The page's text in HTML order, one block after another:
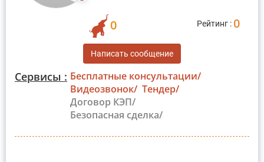
0 Рейтинг : 0
Написать сообщение
Сервисы : Бесплатные консультации/
Видеозвонок/ Тендер/
Договор КЭП/
Безопасная сделка/